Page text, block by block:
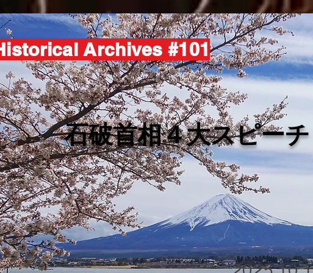
Archives #101
​石破首相４大スピーチ